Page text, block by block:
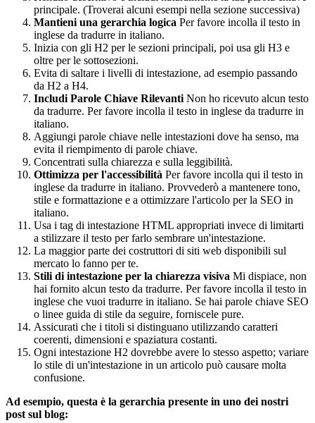
principale. (Troverai alcuni esempi nella sezione successiva)
Mantieni una gerarchia logica Per favore incolla il testo in
inglese da tradurre in italiano.
Inizia con gli H2 per le sezioni principali, poi usa gli H3 e
oltre per le sottosezioni.
Evita di saltare i livelli di intestazione, ad esempio passando
da H2 a H4.
Includi Parole Chiave Rilevanti Non ho ricevuto alcun testo
da tradurre. Per favore incolla il testo in inglese da tradurre in
italiano.
Aggiungi parole chiave nelle intestazioni dove ha senso, ma
evita il riempimento di parole chiave.
Concentrati sulla chiarezza e sulla leggibilità.
Ottimizza per l'accessibilità Per favore incolla qui il testo in
inglese da tradurre in italiano. Provvederò a mantenere tono,
stile e formattazione e a ottimizzare l'articolo per la SEO in
italiano.
Usa i tag di intestazione HTML appropriati invece di limitarti
a stilizzare il testo per farlo sembrare un'intestazione.
La maggior parte dei costruttori di siti web disponibili sul
mercato lo fanno per te.
Stili di intestazione per la chiarezza visiva Mi dispiace, non
hai fornito alcun testo da tradurre. Per favore incolla il testo in
inglese che vuoi tradurre in italiano. Se hai parole chiave SEO
o linee guida di stile da seguire, forniscele pure.
Assicurati che i titoli si distinguano utilizzando caratteri
coerenti, dimensioni e spaziatura costanti.
Ogni intestazione H2 dovrebbe avere lo stesso aspetto; variare
lo stile di un'intestazione in un articolo può causare molta
confusione.
Ad esempio, questa è la gerarchia presente in uno dei nostri
post sul blog: